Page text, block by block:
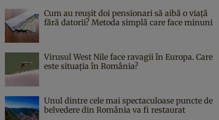
Cum au reușit doi pensionari să aibă o viață
fără datorii? Metoda simplă care face minuni
Virusul West Nile face ravagii în Europa. Care
este situația în România?
Unul dintre cele mai spectaculoase puncte de
belvedere din România va fi restaurat